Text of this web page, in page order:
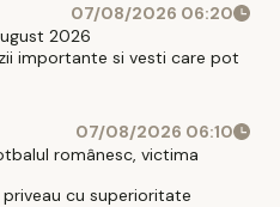
07/08/2026 06:20
2026
importante si vesti care pot
07/08/2026 06:10
românesc, victima
cu superioritate